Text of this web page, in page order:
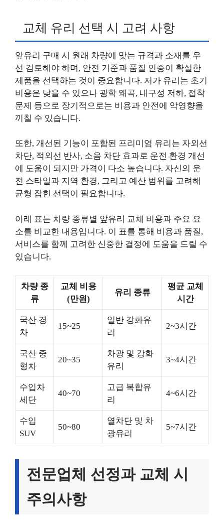
교체 유리 선택 시 고려 사항
앞유리 구매 시 원래 차량에 맞는 규격과 소재를 우
선 검토해야 하며, 안전 기준과 품질 인증이 확실한
제품을 선택하는 것이 중요합니다. 저가 유리는 초기
비용은 낮을 수 있으나 광학 왜곡, 내구성 저하, 접착
문제 등으로 장기적으로는 비용과 안전에 악영향을
끼칠 수 있습니다.
또한, 개선된 기능이 포함된 프리미엄 유리는 자외선
차단, 적외선 반사, 소음 차단 효과로 운전 환경 개선
에 도움이 되지만 가격이 다소 높습니다. 자신의 운
전 스타일과 지역 환경, 그리고 예산 범위를 고려해
균형 잡힌 선택이 필요합니다.
아래 표는 차량 종류별 앞유리 교체 비용과 주요 요
소를 비교한 내용입니다. 이 표를 통해 비용과 품질,
서비스를 함께 고려한 신중한 결정에 도움을 드릴 수
있습니다.
차량 종
류
교체 비용
(만원)
유리 종류
평균 교체
시간
국산 경
차
15~25
일반 강화유
리
2~3시간
국산 중
형차
20~35
차광 및 강화
유리
3~4시간
수입차
세단
40~70
고급 복합유
리
4~6시간
수입
SUV
50~80
열차단 및 차
광유리
5~7시간
전문업체 선정과 교체 시
주의사항